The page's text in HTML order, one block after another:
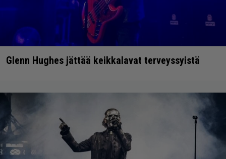
Glenn Hughes jättää keikkalavat terveyssyistä